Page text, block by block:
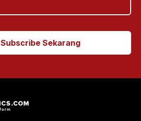
Subscribe Sekarang